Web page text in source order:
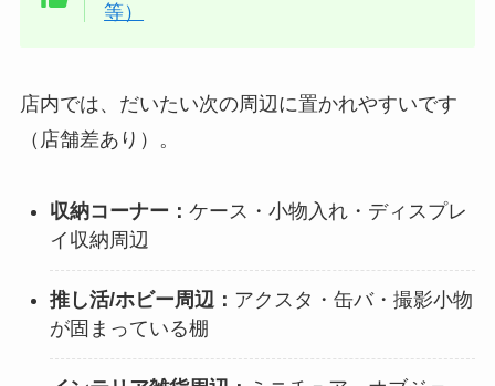
等）
店内では、だいたい次の周辺に置かれやすいです
（店舗差あり）。
収納コーナー： ケース・小物入れ・ディスプレ
イ収納周辺
推し活/ホビー周辺： アクスタ・缶バ・撮影小物
が固まっている棚